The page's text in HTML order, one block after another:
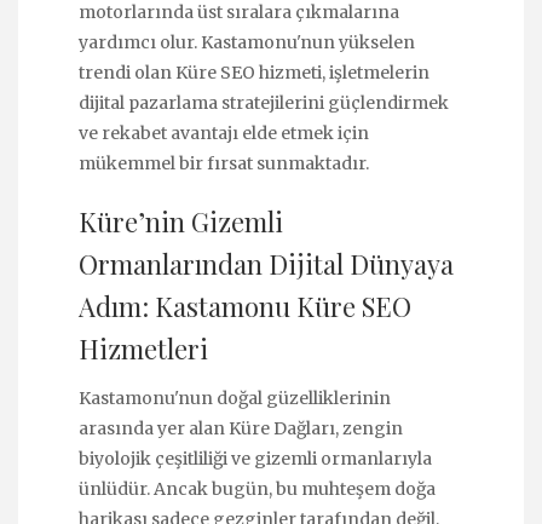
motorlarında üst sıralara çıkmalarına
yardımcı olur. Kastamonu'nun yükselen
trendi olan Küre SEO hizmeti, işletmelerin
dijital pazarlama stratejilerini güçlendirmek
ve rekabet avantajı elde etmek için
mükemmel bir fırsat sunmaktadır.
Küre’nin Gizemli
Ormanlarından Dijital Dünyaya
Adım: Kastamonu Küre SEO
Hizmetleri
Kastamonu'nun doğal güzelliklerinin
arasında yer alan Küre Dağları, zengin
biyolojik çeşitliliği ve gizemli ormanlarıyla
ünlüdür. Ancak bugün, bu muhteşem doğa
harikası sadece gezginler tarafından değil,